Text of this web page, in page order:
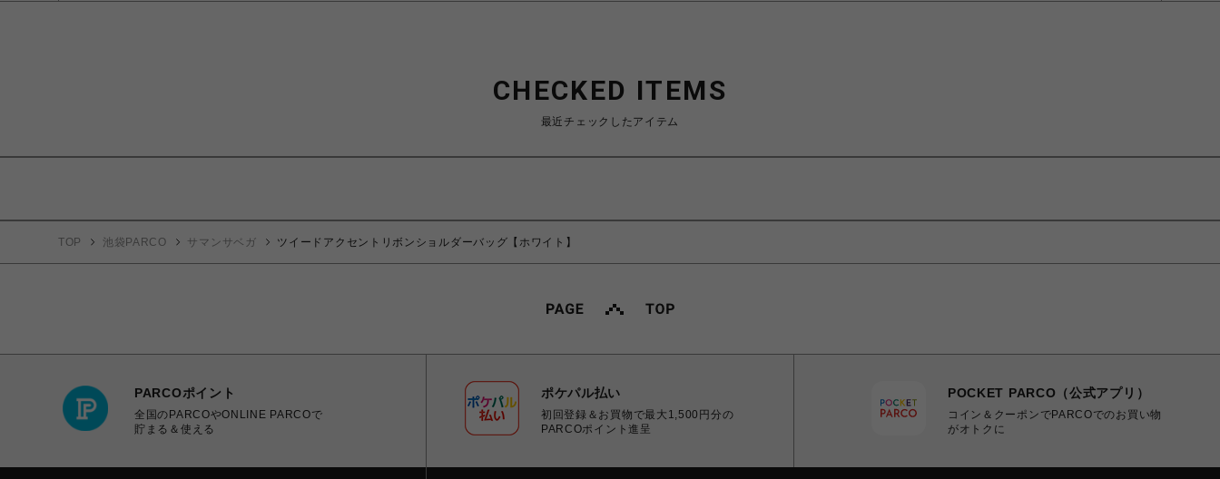
CHECKED ITEMS
最近チェックしたアイテム
TOP 池袋PARCO サマンサベガ ツイードアクセントリボンショルダーバッグ【ホワイト】
PARCOポイント
全国のPARCOやONLINE PARCOで
貯まる＆使える
ポケパル払い
初回登録＆お買物で最大1,500円分の
PARCOポイント進呈
POCKET PARCO（公式アプリ）
コイン＆クーポンでPARCOでのお買い物
がオトクに